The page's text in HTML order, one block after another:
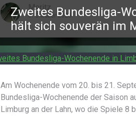
Moritz
8. Oktober 2025
Zweites Bundesliga-
hält sich souverän im
Am Wochenende vom 20. bis 21.
Bundesliga-Wochenende der Saison
Limburg an der Lahn, wo die Spiele 8